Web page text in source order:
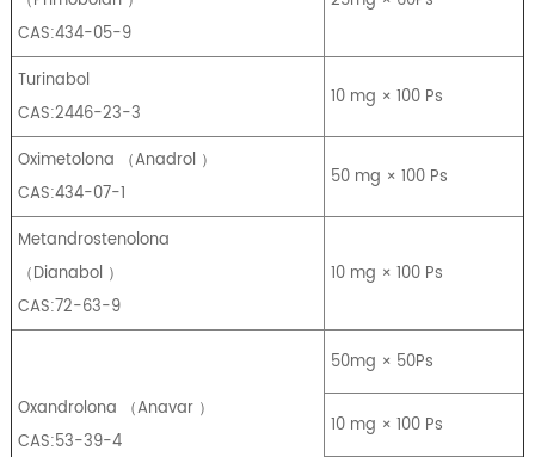
CAS:434-05-9
Turinabol
CAS:2446-23-3
10 mg × 100 Ps
Oximetolona （Anadrol ）
CAS:434-07-1
50 mg × 100 Ps
Metandrostenolona
（Dianabol ）
CAS:72-63-9
10 mg × 100 Ps
Oxandrolona （Anavar ）
CAS:53-39-4
50mg × 50Ps
10 mg × 100 Ps